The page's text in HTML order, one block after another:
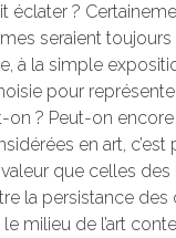
?
seraient toujours
à la simple
pour
on ? Peut-on
en art, c’est
que celles des
la persistance des
milieu de l’art